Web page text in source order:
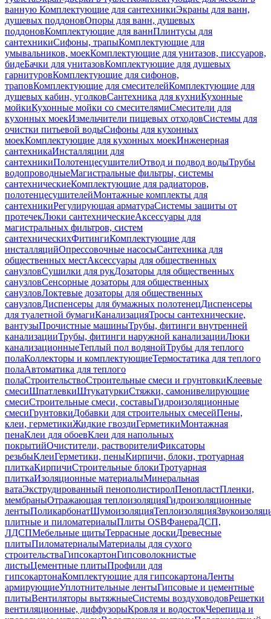
ванную Комплектующие для сантехникиЭкраны для ванн,
душевых поддоновОпоры для ванн, душевых
поддоновКомплектующие для ваннПлинтусы для
сантехникиСифоны, трапыКомплектующие для
умывальников, моекКомплектующие для унитазов, писсуаров,
бидеБачки для унитазовКомплектующие для душевых
гарнитуровКомплектующие для сифонов,
траповКомплектующие для смесителейКомплектующие для
душевых кабин, уголковСантехника для кухниКухонные
мойкиКухонные мойки со смесителямиСмесители для
кухонных моекИзмельчители пищевых отходовСистемы для
очистки питьевой водыСифоны для кухонных
моекКомплектующие для кухонных моекИнженерная
сантехникаИнсталляции для
сантехникиПолотенцесушителиОтвод и подвод водыТрубы
водопроводныеМагистральные фильтры, системы
сантехническиеКомплектующие для радиаторов,
полотенцесушителейМонтажные комплекты для
сантехникиРегулирующая арматураСистемы защиты от
протечекЛюки сантехническиеАксессуары для
магистральных фильтров, систем
сантехническихФитингиКомплектующие для
инсталляцийОпрессовочные насосыСантехника для
общественных местАксессуары для общественных
санузловСушилки для рукДозаторы для общественных
санузловСенсорные дозаторы для общественных
санузловЛоктевые дозаторы для общественных
санузловДиспенсеры для бумажных полотенецДиспенсеры
для туалетной бумагиКанализацияТросы сантехнические,
вантузыПрочистные машиныТрубы, фитинги внутренней
канализацииТрубы, фитинги наружной канализацииЛюки
канализационныеТеплый пол водянойТрубы для теплого
полаКоллекторы и комплектующиеТермостатика для теплого
полаАвтоматика для теплого
полаСтроительствоСтроительные смеси и грунтовкиКлеевые
смесиШпатлевкиШтукатуркиСтяжки, самонивелирующие
смесиСтроительные смеси, составыГидроизоляционные
смесиГрунтовкиДобавки для строительных смесейПены,
клеи, герметикиЖидкие гвоздиГерметикиМонтажная
пенаКлеи для обоевКлеи для напольных
покрытийОчистители, растворителиФиксаторы
резьбыКлеиГерметики, пеныКирпичи, блоки, тротуарная
плиткаКирпичиСтроительные блокиТротуарная
плиткаИзоляционные материалыМинеральная
ватаЭкструдированный пенополистиролПенопластПленки,
мембраныОтражающая теплоизоляцияГидроизоляционные
лентыПоликарбонатШумоизоляцияТеплоизоляция
плитные и пиломатериалыПлиты OSBФанераДСП,
ЛДСПМебельные щитыТеррасные доскиДревесные
плитыПиломатериалыМатериалы для сухого
строительстваГипсокартонГипсоволокнистые
листыЦементные плитыПрофили для
гипсокартонаКомплектующие для гипсокартонаЛенты
армирующиеУплотнительные лентыГипсовые и цементные
плитыВентиляторы вытяжныеСистемы воздуховодовРешетки
вентиляционные, диффузорыКровля и водостокЧерепица и